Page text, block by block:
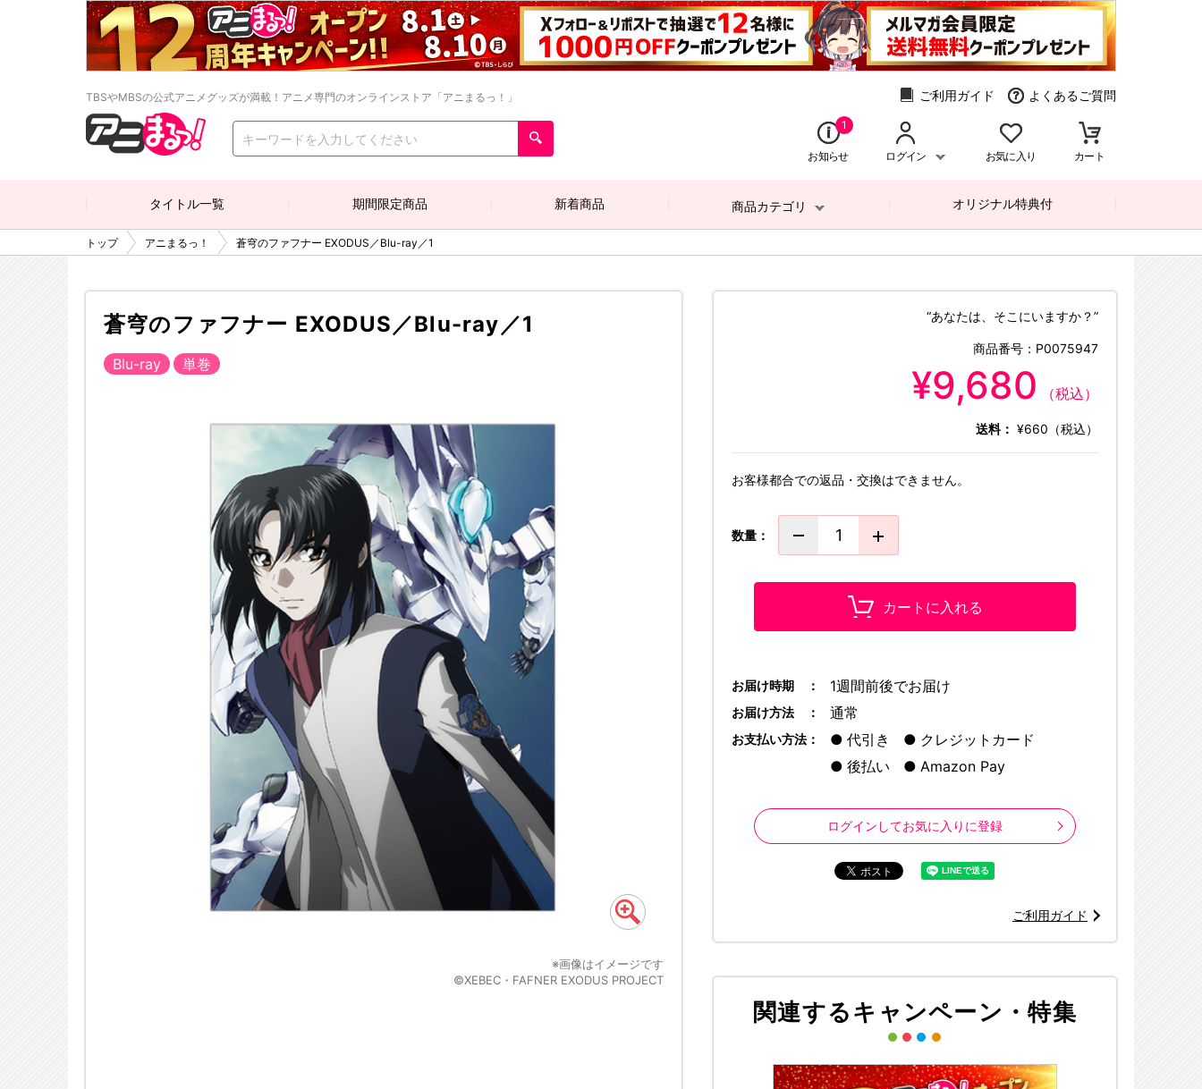
TBSやMBSの公式アニメグッズが満載！アニメ専門のオンラインストア「アニまるっ！」 ご利用ガイド よくあるご質問
1
お知らせ ログイン お気に入り カート
タイトル一覧 期間限定商品 新着商品 商品カテゴリ オリジナル特典付
トップ アニまるっ！ 蒼穹のファフナー EXODUS／Blu-ray／1
蒼穹のファフナー EXODUS／Blu-ray／1
Blu-ray 単巻
※画像はイメージです
©XEBEC・FAFNER EXODUS PROJECT
“あなたは、そこにいますか？”
商品番号： P0075947
¥9,680 （税込）
送料： ¥660（税込）
お客様都合での返品・交換はできません。
数量：
カートに入れる
お届け時期 ： 1週間前後でお届け
お届け方法 ： 通常
お支払い方法： 代引き
クレジットカード
後払い
Amazon Pay
ログインしてお気に入りに登録
ご利用ガイド
関連するキャンペーン・特集